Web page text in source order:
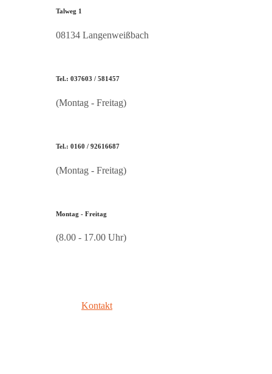
Talweg 1
08134 Langenweißbach
Tel.: 037603 / 581457
(Montag - Freitag)
Tel.: 0160 / 92616687
(Montag - Freitag)
Montag - Freitag
(8.00 - 17.00 Uhr)
Kontakt